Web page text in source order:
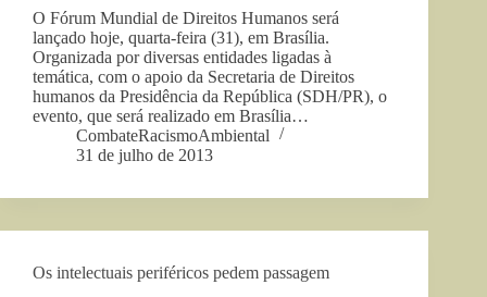
O Fórum Mundial de Direitos Humanos será
lançado hoje, quarta-feira (31), em Brasília.
Organizada por diversas entidades ligadas à
temática, com o apoio da Secretaria de Direitos
humanos da Presidência da República (SDH/PR), o
evento, que será realizado em Brasília…
CombateRacismoAmbiental
31 de julho de 2013
Os intelectuais periféricos pedem passagem